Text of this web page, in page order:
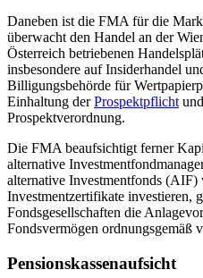
Daneben ist die FMA für die
überwacht den Handel an der
Österreich betriebenen
insbesondere auf Insiderhandel
Billigungsbehörde für
Einhaltung derProspektpflicht
Prospektverordnung.
Die FMA beaufsichtigt ferner
alternative
alternative Investmentfonds
Investmentzertifikate investieren,
Fondsgesellschaften die
Fondsvermögen ordnungsgemäß
Pensionskassenaufsicht